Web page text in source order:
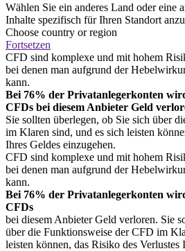
Wählen Sie ein anderes Land oder eine
Inhalte spezifisch für Ihren Standort
Choose country or region
Fortsetzen
CFD sind komplexe und mit hohem
bei denen man aufgrund der
kann.
Bei 76% der Privatanlegerkonten
CFDs bei diesem Anbieter Geld
Sie sollten überlegen, ob Sie sich über
im Klaren sind, und es sich leisten
Ihres Geldes einzugehen.
CFD sind komplexe und mit hohem
bei denen man aufgrund der
kann.
Bei 76% der Privatanlegerkonten
CFDs
bei diesem Anbieter Geld verloren. Sie
über die Funktionsweise der CFD im
leisten können, das Risiko des Verlustes